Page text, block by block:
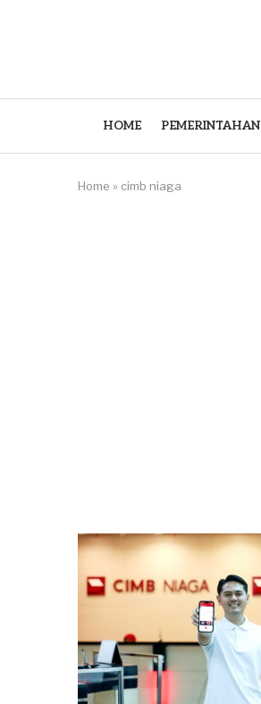
HOME PEMERINTAHAN
Home » cimb niaga